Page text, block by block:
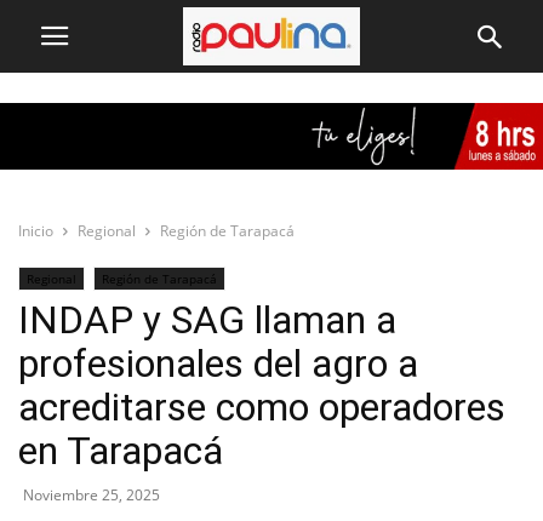
Inicio Regional Región de Tarapacá
Regional Región de Tarapacá
INDAP y SAG llaman a
profesionales del agro a
acreditarse como operadores
en Tarapacá
Noviembre 25, 2025